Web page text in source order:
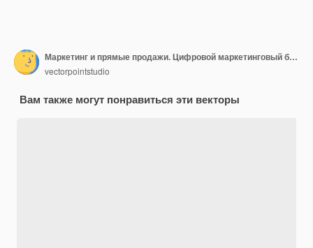
Маркетинг и прямые продажи. Цифровой маркетинговый бизнес, каналы связи, громкоговоритель, реклама. Векторный шаблон дизайна веб-сайта. Иллюстрация концепции веб-сайта целевой страницы.
vectorpointstudio
Вам также могут понравиться эти векторы